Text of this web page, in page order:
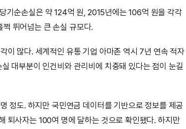
기순손실은 약 124억 원, 2015년에는 106억 원을 각각
뛰어넘는 큰 손실 규모다.
이 많다. 세계적인 유통 기업 아마존 역시 7년 연속 적자
대부분이 인건비와 관리비에 치중돼 있다는 점이 눈길
정도. 하지만 국민연금 데이터를 기반으로 정보를 제공
퇴사자는 100여 명에 달하는 것으로 확인됐다. 하지만